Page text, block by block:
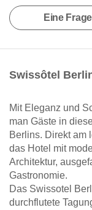
Eine
Swissôtel
Mit Eleganz und
man Gäste in
Berlins. Direkt am
das Hotel mit
Architektur,
Gastronomie.
Das Swissotel
durchflutete